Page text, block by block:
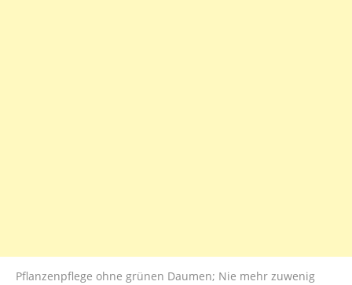
Pflanzenpflege ohne grünen Daumen; Nie mehr zuwenig